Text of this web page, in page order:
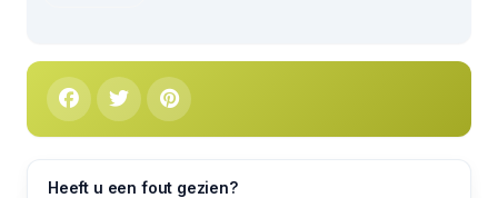
Heeft u een fout gezien?